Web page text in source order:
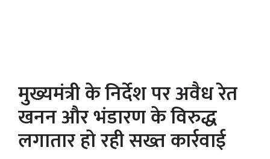
मुख्यमंत्री के निर्देश पर अवैध रेत
खनन और भंडारण के विरुद्ध
लगातार हो रही सख्त कार्रवाई